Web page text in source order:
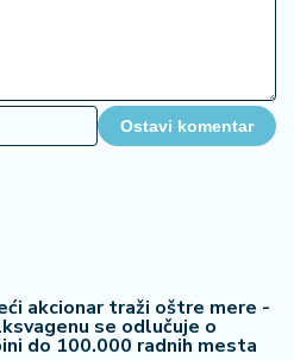
Ostavi komentar
akcionar traži oštre mere -
se odlučuje o
do 100.000 radnih mesta